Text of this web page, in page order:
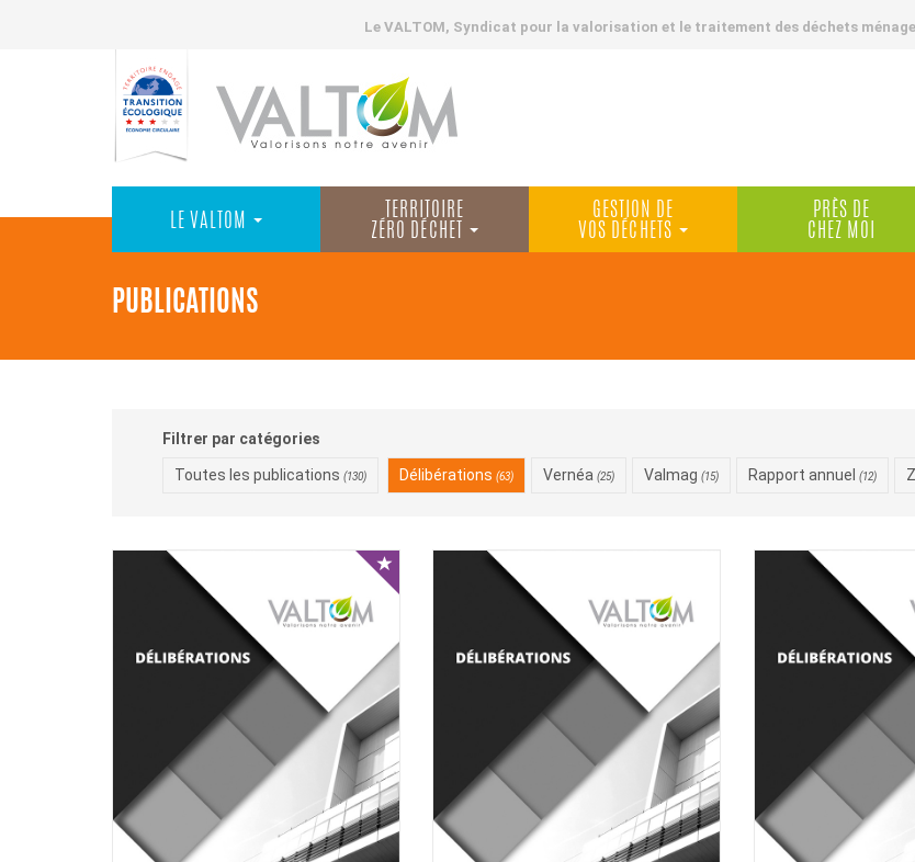
Le VALTOM, Syndicat pour la valorisation et le traitement des déchets
LE VALTOM
TERRITOIRE
ZÉRO DÉCHET
GESTION DE
VOS DÉCHETS
PRÈS DE
CHEZ MOI
PUBLICATIONS
Filtrer par catégories
Toutes les publications (130) Délibérations (63) Vernéa (25) Valmag (15) Rapport annuel (12)